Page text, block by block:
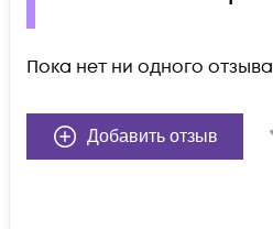
Пока нет ни одного отзыва
Добавить отзыв